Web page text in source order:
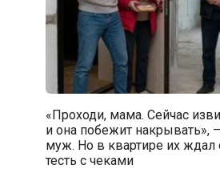
«Проходи, мама. Сейчас
и она побежит накрывать»,
муж. Но в квартире их ждал
тесть с чеками